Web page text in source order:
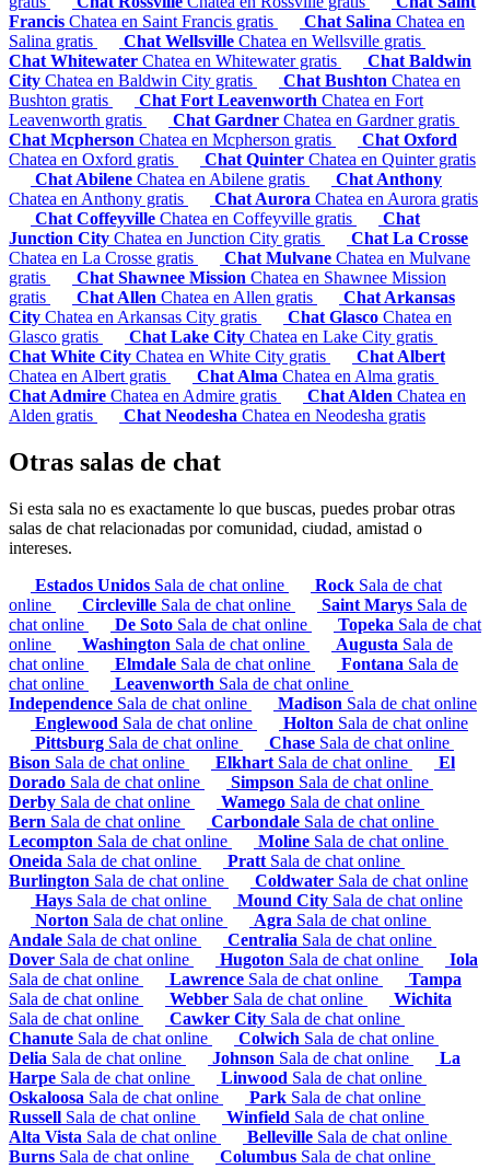
Francis Chatea en Saint Francis gratis Chat Salina Chatea en
Salina gratis
Chat Wellsville Chatea en Wellsville gratis
Chat Whitewater Chatea en Whitewater gratis
Chat Baldwin
City Chatea en Baldwin City gratis Chat Bushton Chatea en
Bushton gratis
Chat Fort Leavenworth Chatea en Fort
Leavenworth gratis
Chat Gardner Chatea en Gardner gratis
Chat Mcpherson Chatea en Mcpherson gratis
Chat Oxford
Chatea en Oxford gratis
Chat Quinter Chatea en Quinter gratis
Chat Abilene Chatea en Abilene gratis
Chat Anthony
Chatea en Anthony gratis
Chat Aurora Chatea en Aurora gratis
Chat Coffeyville Chatea en Coffeyville gratis
Chat
Junction City Chatea en Junction City gratis
Chat La Crosse
Chatea en La Crosse gratis
Chat Mulvane Chatea en Mulvane
gratis
Chat Shawnee Mission Chatea en Shawnee Mission
gratis
Chat Allen Chatea en Allen gratis
Chat Arkansas
City Chatea en Arkansas City gratis Chat Glasco Chatea en
Glasco gratis
Chat Lake City Chatea en Lake City gratis
Chat White City Chatea en White City gratis
Chat Albert
Chatea en Albert gratis
Chat Alma Chatea en Alma gratis
Chat Admire Chatea en Admire gratis Chat Alden Chatea en
Alden gratis
Chat Neodesha Chatea en Neodesha gratis
Otras salas de chat
Si esta sala no es exactamente lo que buscas, puedes probar otras
salas de chat relacionadas por comunidad, ciudad, amistad o
intereses.
Estados Unidos Sala de chat online Rock Sala de chat
online
Circleville Sala de chat online Saint Marys Sala de
chat online
De Soto Sala de chat online Topeka Sala de chat
online
Washington Sala de chat online Augusta Sala de
chat online
Elmdale Sala de chat online Fontana Sala de
chat online
Leavenworth Sala de chat online
Independence Sala de chat online Madison Sala de chat online
Englewood Sala de chat online Holton Sala de chat online
Pittsburg Sala de chat online Chase Sala de chat online
Bison Sala de chat online Elkhart Sala de chat online
El
Dorado Sala de chat online Simpson Sala de chat online
Derby Sala de chat online Wamego Sala de chat online
Bern Sala de chat online Carbondale Sala de chat online
Lecompton Sala de chat online Moline Sala de chat online
Oneida Sala de chat online Pratt Sala de chat online
Burlington Sala de chat online Coldwater Sala de chat online
Hays Sala de chat online Mound City Sala de chat online
Norton Sala de chat online Agra Sala de chat online
Andale Sala de chat online Centralia Sala de chat online
Dover Sala de chat online Hugoton Sala de chat online
Iola
Sala de chat online
Lawrence Sala de chat online
Tampa
Sala de chat online
Webber Sala de chat online
Wichita
Sala de chat online
Cawker City Sala de chat online
Chanute Sala de chat online Colwich Sala de chat online
Delia Sala de chat online Johnson Sala de chat online
La
Harpe Sala de chat online Linwood Sala de chat online
Oskaloosa Sala de chat online Park Sala de chat online
Russell Sala de chat online Winfield Sala de chat online
Alta Vista Sala de chat online Belleville Sala de chat online
Burns Sala de chat online Columbus Sala de chat online